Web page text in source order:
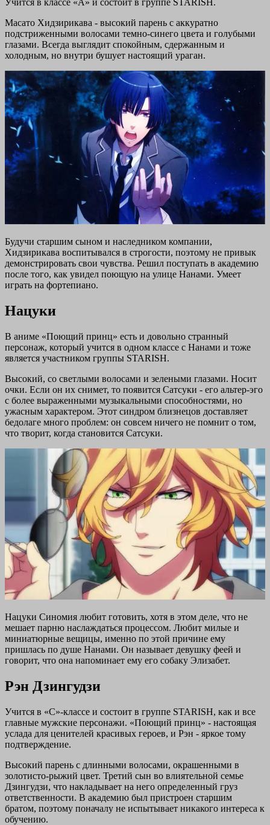
Масато Хидзирикава - высокий парень с аккуратно
подстриженными волосами темно-синего цвета и голубыми
глазами. Всегда выглядит спокойным, сдержанным и
холодным, но внутри бушует настоящий ураган.
Будучи старшим сыном и наследником компании,
Хидзирикава воспитывался в строгости, поэтому не привык
демонстрировать свои чувства. Решил поступать в академию
после того, как увидел поющую на улице Нанами. Умеет
играть на фортепиано.
Нацуки
В аниме «Поющий принц» есть и довольно странный
персонаж, который учится в одном классе с Нанами и тоже
является участником группы STARISH.
Высокий, со светлыми волосами и зелеными глазами. Носит
очки. Если он их снимет, то появится Сатсуки - его альтер-эго
с более выраженными музыкальными способностями, но
ужасным характером. Этот синдром близнецов доставляет
бедолаге много проблем: он совсем ничего не помнит о том,
что творит, когда становится Сатсуки.
Нацуки Синомия любит готовить, хотя в этом деле, что не
мешает парню наслаждаться процессом. Любит милые и
миниатюрные вещицы, именно по этой причине ему
пришлась по душе Нанами. Он называет девушку феей и
говорит, что она напоминает ему его собаку Элизабет.
Рэн Дзингудзи
Учится в «С»-классе и состоит в группе STARISH, как и все
главные мужские персонажи. «Поющий принц» - настоящая
услада для ценителей красивых героев, и Рэн - яркое тому
подтверждение.
Высокий парень с длинными волосами, окрашенными в
золотисто-рыжий цвет. Третий сын во влиятельной семье
Дзингудзи, что накладывает на него определенный груз
ответственности. В академию был пристроен старшим
братом, поэтому поначалу не испытывает никакого интереса к
обучению.